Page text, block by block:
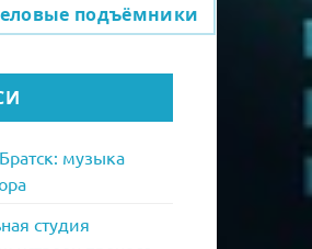
подъёмники
музыка
студия